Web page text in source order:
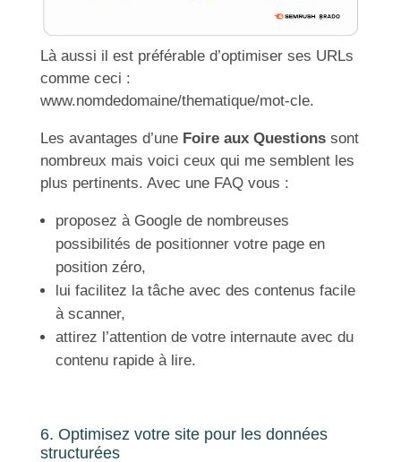
Là aussi il est préférable d’optimiser ses URLs
comme ceci :
www.nomdedomaine/thematique/mot-cle.
Les avantages d’une Foire aux Questionssont
nombreux mais voici ceux qui me semblent les
plus pertinents. Avec une FAQ vous :
proposez à Google de nombreuses
possibilités de positionner votre page en
position zéro,
lui facilitez la tâche avec des contenus facile
à scanner,
attirez l’attention de votre internaute avec du
contenu rapide à lire.
6. Optimisez votre site pour les données
structurées